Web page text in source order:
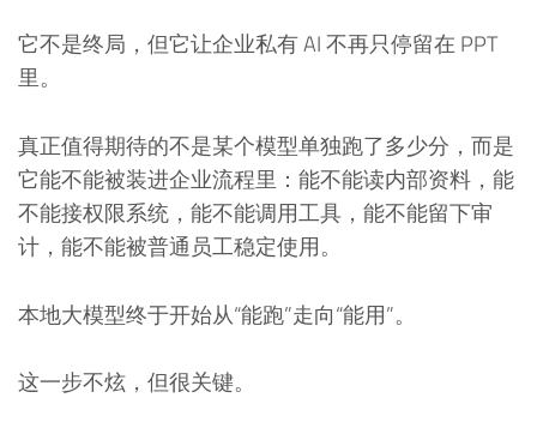
它不是终局，但它让企业私有 AI 不再只停留在 PPT
里。
真正值得期待的不是某个模型单独跑了多少分，而是
它能不能被装进企业流程里：能不能读内部资料，能
不能接权限系统，能不能调用工具，能不能留下审
计，能不能被普通员工稳定使用。
本地大模型终于开始从“能跑”走向“能用”。
这一步不炫，但很关键。